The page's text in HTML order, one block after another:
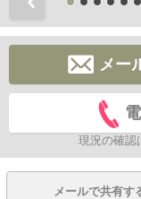
メー
現況の確認
メールで共有す